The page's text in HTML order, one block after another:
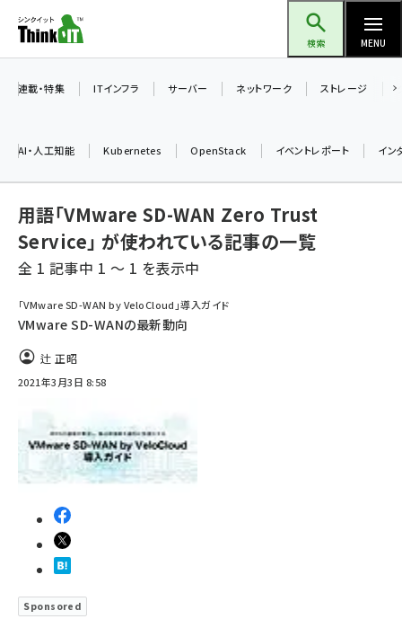
ン
ツ
検索 MENU
加藤銘のチーム貢献～仲間と築いた勝利の絆～ (2315)
iot女子会 (2281)
北海道をのんびり旅する晴山佳須夫のヒント集！ (2037)
drupal (1956)
genai (1484)
ai crunch (1355)
連載・特集 ITインフラ サーバー ネットワーク ストレージ
AI・人工知能 Kubernetes OpenStack イベントレポート イン
用語「VMware SD-WAN Zero Trust
Service」 が使われている記事の一覧
全 1 記事中 1 ～ 1 を表示中
「VMware SD-WAN by VeloCloud」導入ガイド
VMware SD-WANの最新動向
辻 正昭
2021年3月3日 8:58
Sponsored